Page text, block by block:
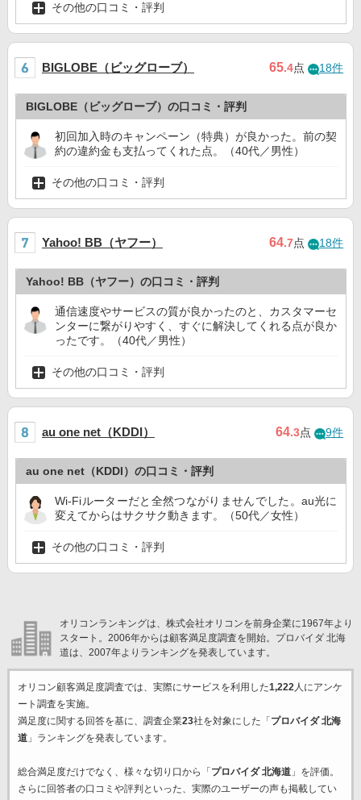
その他の口コミ・評判
BIGLOBE（ビッグローブ） 65.4点 18件
BIGLOBE（ビッグローブ）の口コミ・評判
初回加入時のキャンペーン（特典）が良かった。前の契
約の違約金も支払ってくれた点。（40代／男性）
その他の口コミ・評判
Yahoo! BB（ヤフー） 64.7点 18件
Yahoo! BB（ヤフー）の口コミ・評判
通信速度やサービスの質が良かったのと、カスタマーセ
ンターに繋がりやすく、すぐに解決してくれる点が良か
ったです。（40代／男性）
その他の口コミ・評判
au one net（KDDI） 64.3点 9件
au one net（KDDI）の口コミ・評判
Wi-Fiルーターだと全然つながりませんでした。au光に
変えてからはサクサク動きます。（50代／女性）
その他の口コミ・評判
オリコンランキングは、株式会社オリコンを前身企業に1967年より
スタート。2006年からは顧客満足度調査を開始。プロバイダ 北海
道は、2007年よりランキングを発表しています。
オリコン顧客満足度調査では、実際にサービスを利用した1,222人にアンケ
ート調査を実施。
満足度に関する回答を基に、調査企業23社を対象にした「 プロバイダ 北海
道」ランキングを発表しています。
総合満足度だけでなく、様々な切り口から「 プロバイダ 北海道」を評価。
さらに回答者の口コミや評判といった、実際のユーザーの声も掲載してい